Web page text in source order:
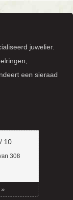
juwelier.
een sieraad
10
308